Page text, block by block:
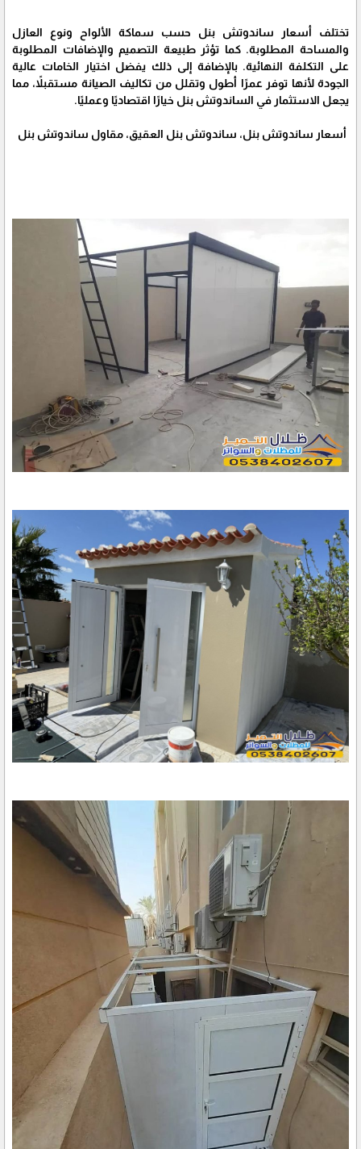
تختلف أسعار ساندوتش بنل حسب سماكة الألواح ونوع العازل
والمساحة المطلوبة. كما تؤثر طبيعة التصميم والإضافات المطلوبة
على التكلفة النهائية. بالإضافة إلى ذلك يفضل اختيار الخامات عالية
الجودة لأنها توفر عمرًا أطول وتقلل من تكاليف الصيانة مستقبلاً، مما
يجعل الاستثمار في الساندوتش بنل خيارًا اقتصاديًا وعمليًا.
أسعار ساندوتش بنل، ساندوتش بنل العقيق، مقاول ساندوتش بنل